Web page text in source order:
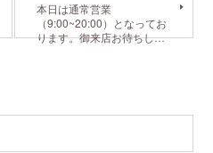
本日は通常営業
（9:00~20:00）となってお
ります。御来店お待ちし…